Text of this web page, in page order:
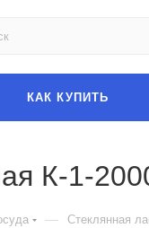
КАК КУПИТЬ
К-1-
— Стеклянная